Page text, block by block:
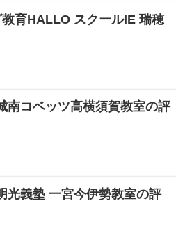
育HALLO スクールIE 瑞穂
南コベッツ高横須賀教室の評
光義塾 一宮今伊勢教室の評